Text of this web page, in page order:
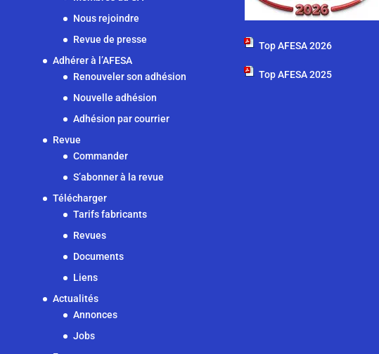
Nous rejoindre
Revue de presse
Adhérer à l’AFESA
Renouveler son adhésion
Nouvelle adhésion
Adhésion par courrier
Revue
Commander
S’abonner à la revue
Télécharger
Tarifs fabricants
Revues
Documents
Liens
Actualités
Annonces
Jobs
Top AFESA 2026
Top AFESA 2025